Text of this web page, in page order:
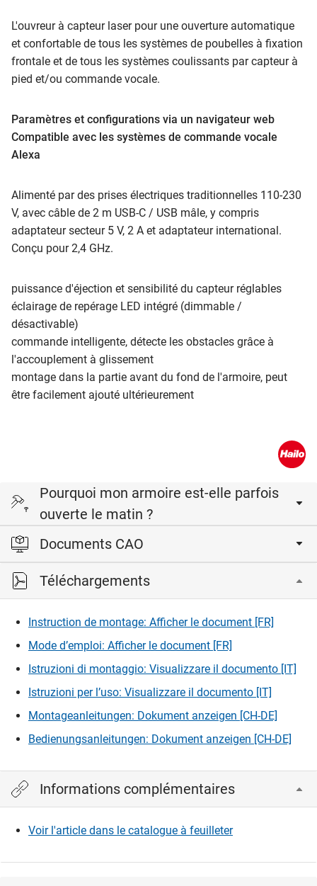
L'ouvreur à capteur laser pour une ouverture automatique
et confortable de tous les systèmes de poubelles à fixation
frontale et de tous les systèmes coulissants par capteur à
pied et/ou commande vocale.
Paramètres et configurations via un navigateur web
Compatible avec les systèmes de commande vocale
Alexa
Alimenté par des prises électriques traditionnelles 110-230
V, avec câble de 2 m USB-C / USB mâle, y compris
adaptateur secteur 5 V, 2 A et adaptateur international.
Conçu pour 2,4 GHz.
puissance d'éjection et sensibilité du capteur réglables
éclairage de repérage LED intégré (dimmable /
désactivable)
commande intelligente, détecte les obstacles grâce à
l'accouplement à glissement
montage dans la partie avant du fond de l'armoire, peut
être facilement ajouté ultérieurement
Pourquoi mon armoire est-elle parfois
ouverte le matin ?
Le capteur d'ouverture de la glissière est très sensible. Si la
qu'un papillon de nuit ou une mouche à fruits s'y égare,
cela peut déclencher le capteur d'ouverture. Si vous
éteignez la lumière via la configuration, cela ne devrait plus
se produire. Le cas échéant, réglez la sensibilité du capteur
sur le niveau 3 ou 4.
Documents CAO
Veuillez vous connecter pour afficher et télécharger les
fichiers CAD.
Connexion
Téléchargements
Instruction de montage: Afficher le document [FR]
Mode d’emploi: Afficher le document [FR]
Istruzioni di montaggio: Visualizzare il documento [IT]
Istruzioni per l’uso: Visualizzare il documento [IT]
Montageanleitungen: Dokument anzeigen [CH-DE]
Bedienungsanleitungen: Dokument anzeigen [CH-DE]
Informations complémentaires
Voir l'article dans le catalogue à feuilleter